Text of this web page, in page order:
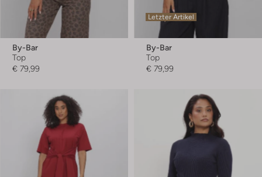
By-Bar
Top
€ 79,99
Letzter Artikel
By-Bar
Top
€ 79,99